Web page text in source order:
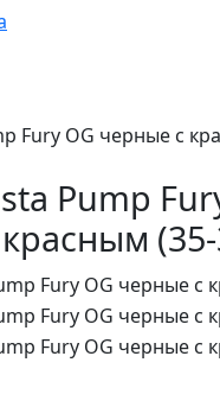
Fury OG черные с
Pump